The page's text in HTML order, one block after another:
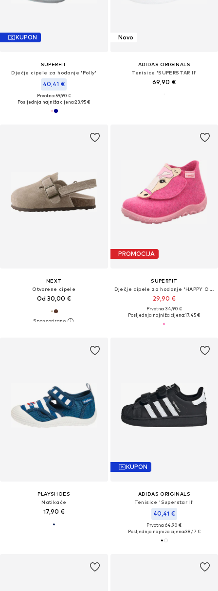
KUPON
SUPERFIT
Dječje cipele za hodanje 'Polly'
40,41 €
Prvotno: 59,90 €
Posljednja najniža cijena:23,95 €
Novo
ADIDAS ORIGINALS
Tenisice 'SUPERSTAR II'
69,90 €
NEXT
Otvorene cipele
Od 30,00 €
PROMOCIJA
SUPERFIT
Dječje cipele za hodanje 'HAPPY OCTI'
29,90 €
Prvotno: 34,90 €
Posljednja najniža cijena:17,45 €
PLAYSHOES
Natikače
17,90 €
KUPON
ADIDAS ORIGINALS
Tenisice 'Superstar II'
40,41 €
Prvotno: 64,90 €
Posljednja najniža cijena:38,17 €